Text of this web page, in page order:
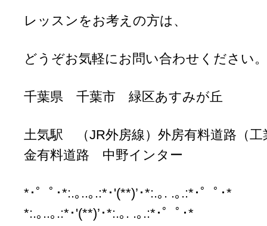
レッスンをお考えの方は、
どうぞお気軽にお問い合わせください。
千葉県 千葉市 緑区あすみが丘
土気駅 （JR外房線）外房有料道路（工
金有料道路 中野インター
*･゜ﾟ･*:.｡..｡.:*･'(**)’･*:.｡. .｡.:*･゜ﾟ･*
*:.｡..｡.:*･'(**)’･*:.｡. .｡.:*･゜ﾟ･*